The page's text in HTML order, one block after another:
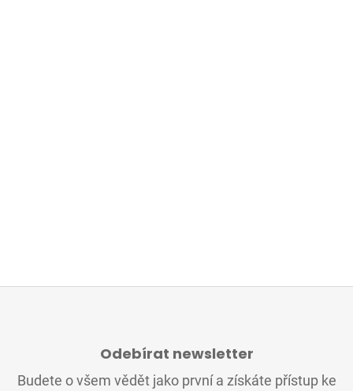
Odebírat newsletter
Budete o všem vědět jako první a získáte přístup ke